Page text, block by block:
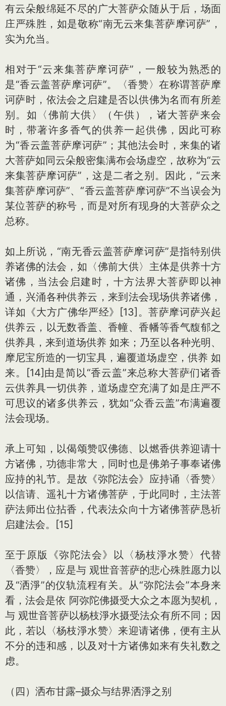
有云朵般绵延不尽的广大菩萨众随从于后，场面
庄严殊胜，如是敬称“南无云来集菩萨摩诃萨”，
实为允当。
相对于“云来集菩萨摩诃萨”，一般较为熟悉的
是“香云盖菩萨摩诃萨”。〈香赞〉在称谓菩萨摩
诃萨时，依法会之启建是否以供佛为名而有所差
别。如〈佛前大供〉（午供），诸大菩萨来会
时，带著许多香气的供养一起供佛，因此可称
为“香云盖菩萨摩诃萨”；其他法会时，来集的诸
大菩萨如同云朵般密集满布会场虚空，故称为“云
来集菩萨摩诃萨”，这是二者之别。因此，“云来
集菩萨摩诃萨”、“香云盖菩萨摩诃萨”不当误会为
某位菩萨的称号，而是对所有现身的大菩萨众之
总称。
如上所说，“南无香云盖菩萨摩诃萨”是指特别供
养诸佛的法会，如〈佛前大供〉主体是供养十方
诸佛，当法会启建时，十方法界大菩萨即以神
通，兴涌各种供养云，来到法会现场供养诸佛，
详如《大方广佛华严经》[13]。菩萨摩诃萨兴起
供养云，以无数香盖、香幢、香幡等香气馥郁之
供养具，来到道场供养 如来；乃至以各种光明、
摩尼宝所造的一切宝具，遍覆道场虚空，供养 如
来。[14]由是简以“香云盖”来总称大菩萨们诸香
云供养具一切供养，道场虚空充满了如是庄严不
可思议的诸多供养云，犹如“众香云盖”布满遍覆
法会现场。
承上可知，以偈颂赞叹佛德、以燃香供养迎请十
方诸佛，功德非常大，同时也是佛弟子事奉诸佛
应持的礼节。是故《弥陀法会》应持诵〈香赞〉
以信请、遥礼十方诸佛菩萨，于此同时，主法菩
萨法师出位拈香，代表法众向十方诸佛菩萨恳祈
启建法会。[15]
至于原版《弥陀法会》以〈杨枝淨水赞〉代替
〈香赞〉，应是与 观世音菩萨的悲心殊胜愿力以
及“洒淨”的仪轨流程有关。从“弥陀法会”本身来
看，法会是依 阿弥陀佛摄受大众之本愿为契机，
与 观世音菩萨以杨枝淨水摄受法众有所不同；因
此，若以〈杨枝淨水赞〉来迎请诸佛，便有主从
不分的违和感，以及对十方诸佛如来有失礼数之
虑。
（四）洒布甘露–摄众与结界洒淨之别